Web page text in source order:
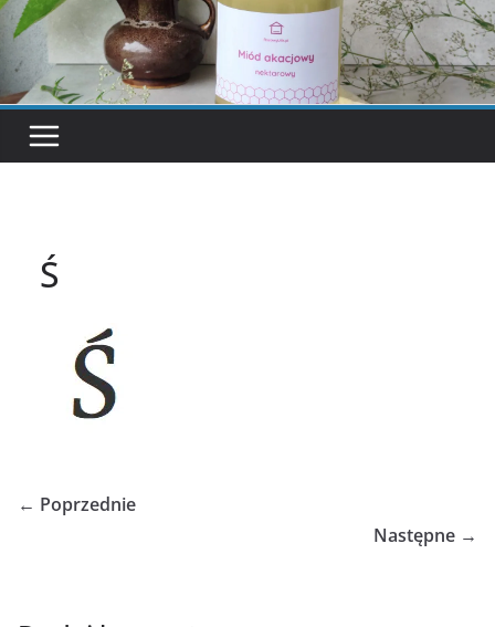
Ś
← Poprzednie
Następne →